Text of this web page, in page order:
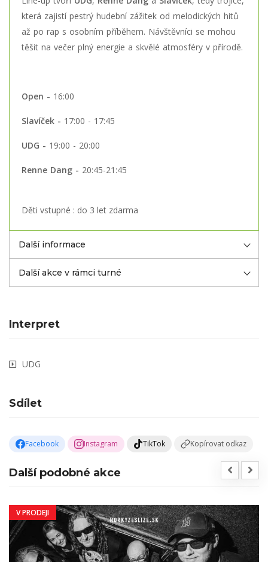
která zajistí pestrý hudební zážitek od melodických hitů
až po rap s osobním příběhem. Návštěvníci se mohou
těšit na večer plný energie a skvělé atmosféry v přírodě.
Open - 16:00
Slavíček - 17:00 - 17:45
UDG - 19:00 - 20:00
Renne Dang - 20:45-21:45
Děti vstupné : do 3 let zdarma
Další informace
Další akce v rámci turné
Interpret
UDG
Sdílet
Facebook Instagram TikTok Kopírovat odkaz
Další podobné akce
V PRODEJI